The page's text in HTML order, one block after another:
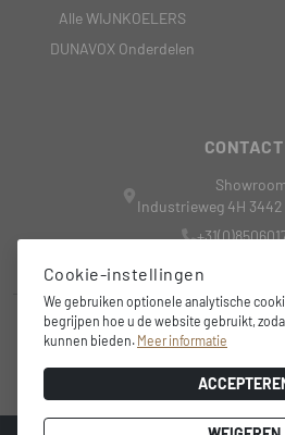
Alle WIJNKOELERS
DUNAVOX Onderdelen
CONTACT
Industrieweg 4H 3442
+31 6 15 44
Cookie-instellingen
We gebruiken optionele analytische
begrijpen hoe u de website gebruikt,
kunnen bieden. Meer informatie